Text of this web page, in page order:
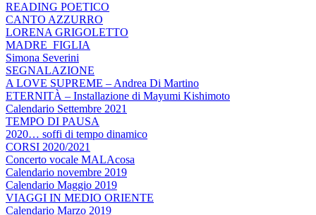
READING POETICO
CANTO AZZURRO
LORENA GRIGOLETTO
MADRE_FIGLIA
Simona Severini
SEGNALAZIONE
A LOVE SUPREME – Andrea Di Martino
ETERNITÀ – Installazione di Mayumi Kishimoto
Calendario Settembre 2021
TEMPO DI PAUSA
2020… soffi di tempo dinamico
CORSI 2020/2021
Concerto vocale MALAcosa
Calendario novembre 2019
Calendario Maggio 2019
VIAGGI IN MEDIO ORIENTE
Calendario Marzo 2019